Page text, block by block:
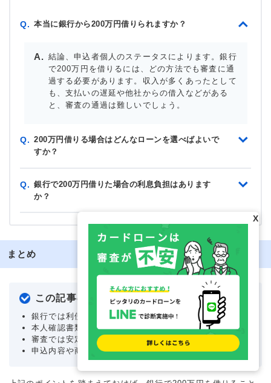
Q. 本当に銀行から200万円借りられますか？
結論、申込者個人のステータスによります。銀行
で200万円を借りるには、どの方法でも審査に通
過する必要があります。収入が多くあったとして
も、支払いの遅延や他社からの借入などがある
と、審査の通過は難しいでしょう。
Q. 200万円借りる場合はどんなローンを選べばよいで
すか？
Q. 銀行で200万円借りた場合の利息負担はあります
か？
まとめ
この記事のポイントまとめ
銀行では利便性の高いカードローン商品が人気
本人確認書類と収入証明書類を用意しておく
審査では安定収入、借入状況、信用情報に注意
申込内容や商品選定を工夫すれば通過率アップ
X